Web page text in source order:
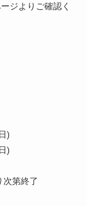
ジよりご確認く
)
)
第終了